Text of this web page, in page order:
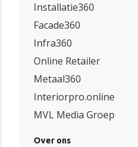
Installatie360
Facade360
Infra360
Online Retailer
Metaal360
Interiorpro.online
MVL Media Groep
Over ons